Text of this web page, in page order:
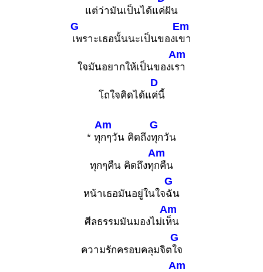
แต่ว่ามันเป็นได้แค่ฝัน
G
เพราะเธอนั้นนะเป็นของเ
Em
ขา
ใจมันอยากให้เป็นของเ
Am
รา
โถใจคิดได้แ
D
ค่นี้
* ทุ
Am
กๆวัน คิดถึง
G
ทุกวัน
ทุกๆคืน คิดถึงทุ
Am
กคืน
หน้าเธอมันอยู่ในใจ
G
ฉัน
ศีลธรรมมันมองไม่เ
Am
ห็น
ความรักครอบคลุมจิต
G
ใจ
Am